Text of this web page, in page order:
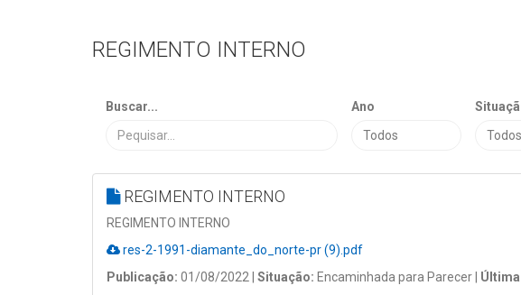
REGIMENTO INTERNO
Buscar... Ano
REGIMENTO INTERNO
REGIMENTO INTERNO
res-2-1991-diamante_do_norte-pr (9).pdf
Publicação: 01/08/2022 | Situação: Encaminhada para Parecer |